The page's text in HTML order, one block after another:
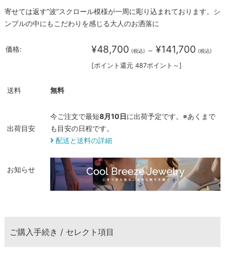
寄せては返す”波”スクロール模様が一周に彫り込まれております。シ
ンプルの中にもこだわりを感じる大人のお洒落に
価格: ¥48,700 (税込) ～ ¥141,700 (税込)
[ポイント還元 487ポイント～]
送料 無料
出荷目安
今ご注文で最短8月10日に出荷予定です。※あくまで
も目安の日程です。
配送と送料の詳細
お知らせ
ご購入手続き / セレクト項目